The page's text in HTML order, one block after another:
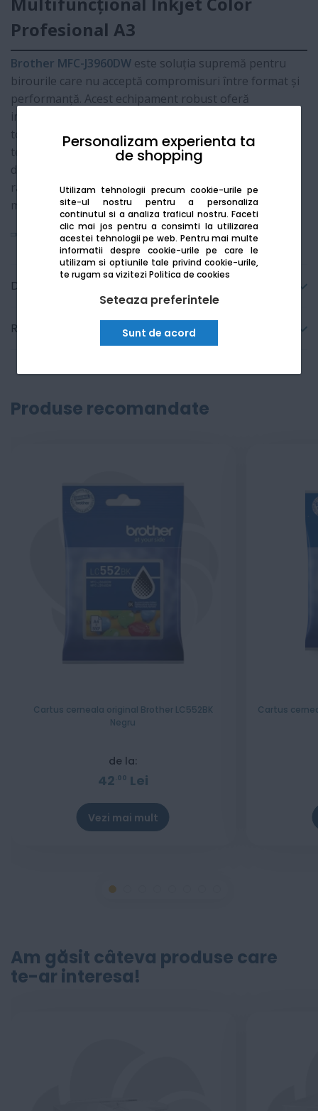
Personalizam experienta ta
de shopping
Utilizam tehnologii precum cookie-urile pe
site-ul nostru pentru a personaliza
continutul si a analiza traficul nostru. Faceti
clic mai jos pentru a consimti la utilizarea
acestei tehnologii pe web. Pentru mai multe
informatii despre cookie-urile pe care le
utilizam si optiunile tale privind cookie-urile,
te rugam sa viziteziPolitica de cookies
Seteaza preferintele
Sunt de acord
Profesional A3
Brother MFC-J3960DW este soluția supremă pentru
birourile care nu acceptă compromisuri între format și
performanță. Acest echipament robust oferă
imprimare, scanare, copiere și fax de înaltă calitate,
toate suportând formatul
. Dotată cu noua
tehnologie de imprimare MAXIDRIVE, asigură o
durabilitate sporită și o viteză de imprimare ultra-
rapidă, fiind ideală pentru planuri arhitecturale,
materiale de marketing sau foi de calcul complexe.
Vezi mai mult
Detalii tehnice
Recenzii
Produse recomandate
Cartus cerneala original Brother LC552BK
Negru
de la:
42 00 Lei
Vezi mai mult
Stoc epuizat
Cartus
Am găsit câteva produse care
te-ar interesa!